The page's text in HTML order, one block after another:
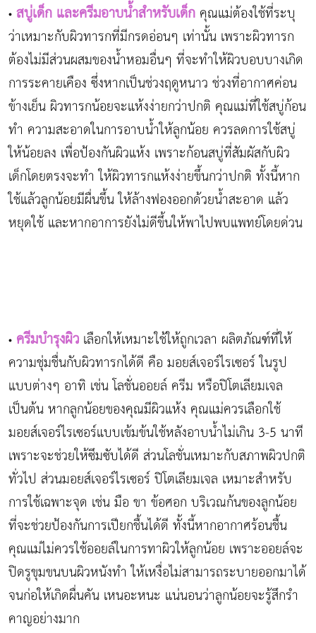
• สบู่เด็ก และครีมอาบน้ำสำหรับเด็ก คุณแม่ต้องใช้ที่ระบุ
ว่าเหมาะกับผิวทารกที่มีกรดอ่อนๆ เท่านั้น เพราะผิวทารก
ต้องไม่มีส่วนผสมของน้ำหอมอื่นๆ ที่จะทำให้ผิวบอบบางเกิด
การระคายเคือง ซึ่งหากเป็นช่วงฤดูหนาว ช่วงที่อากาศค่อน
ข้างเย็น ผิวทารกน้อยจะแห้งง่ายกว่าปกติ คุณแม่ที่ใช้สบู่ก้อน
ทำ ความสะอาดในการอาบน้ำให้ลูกน้อย ควรลดการใช้สบู่
ให้น้อยลง เพื่อป้องกันผิวแห้ง เพราะก้อนสบู่ที่สัมผัสกับผิว
เด็กโดยตรงจะทำ ให้ผิวทารกแห้งง่ายขึ้นกว่าปกติ ทั้งนี้หาก
ใช้แล้วลูกน้อยมีผื่นขึ้น ให้ล้างฟองออกด้วยน้ำสะอาด แล้ว
หยุดใช้ และหากอาการยังไม่ดีขึ้นให้พาไปพบแพทย์โดยด่วน
• ครีมบำรุงผิว เลือกให้เหมาะใช้ให้ถูกเวลา ผลิตภัณฑ์ที่ให้
ความชุ่มชื่นกับผิวทารกได้ดี คือ มอยส์เจอร์ไรเซอร์ ในรูป
แบบต่างๆ อาทิ เช่น โลชั่นออยล์ ครีม หรือปิโตเลียมเจล
เป็นต้น หากลูกน้อยของคุณมีผิวแห้ง คุณแม่ควรเลือกใช้
มอยส์เจอร์ไรเซอร์แบบเข้มข้นใช้หลังอาบน้ำไม่เกิน 3-5 นาที
เพราะจะช่วยให้ซึมซับได้ดี ส่วนโลชั่นเหมาะกับสภาพผิวปกติ
ทั่วไป ส่วนมอยส์เจอร์ไรเซอร์ ปิโตเลียมเจล เหมาะสำหรับ
การใช้เฉพาะจุด เช่น มือ ขา ข้อศอก บริเวณก้นของลูกน้อย
ที่จะช่วยป้องกันการเปียกชื้นได้ดี ทั้งนี้หากอากาศร้อนชื้น
คุณแม่ไม่ควรใช้ออยล์ในการทาผิวให้ลูกน้อย เพราะออยล์จะ
ปิดรูขุมขนบนผิวหนังทำ ให้เหงื่อไม่สามารถระบายออกมาได้
จนก่อให้เกิดผื่นคัน เหนอะหนะ แน่นอนว่าลูกน้อยจะรู้สึกรำ
คาญอย่างมาก